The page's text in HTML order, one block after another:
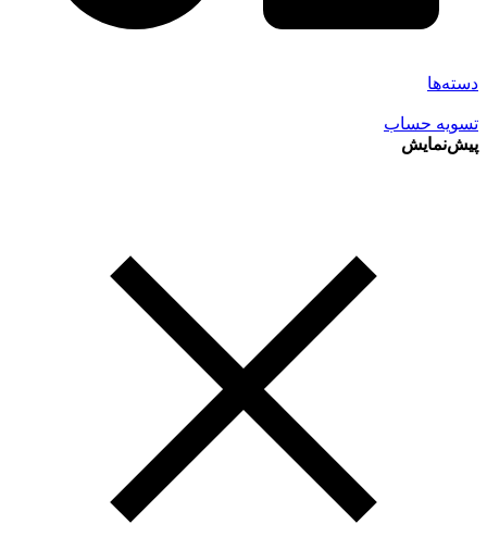
دسته‌ها
تسویه حساب
پیش‌نمایش